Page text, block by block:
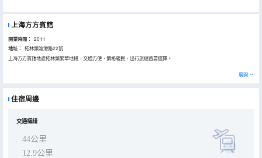
上海方方賓館
開業時間： 2011
地址：
柘林鎮滬港路22號
上海方方賓館地處柘林鎮繁華地段，交通方便，價格親民，出行旅遊首要選擇。
展開
住宿周邊
交通樞紐
44公里
12.9公里